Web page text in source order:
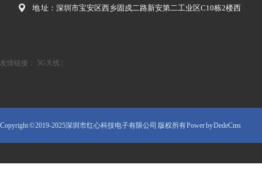
地 址：深圳市宝安区西乡固戍二路新安第二工业区C10栋2楼西
友情链接： 5G天线
Copyright © 2019-2025深圳市红心科技电子有限公司 版权所有Power by DedeCms